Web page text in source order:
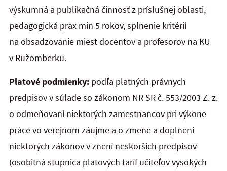
výskumná a publikačná činnosť z príslušnej oblasti,
pedagogická prax min 5 rokov, splnenie kritérií
na obsadzovanie miest docentov a profesorov na KU
v Ružomberku.
Platové podmienky: podľa platných právnych
predpisov v súlade so zákonom NR SR č. 553/2003 Z. z.
o odmeňovaní niektorých zamestnancov pri výkone
práce vo verejnom záujme a o zmene a doplnení
niektorých zákonov v znení neskorších predpisov
(osobitná stupnica platových taríf učiteľov vysokých